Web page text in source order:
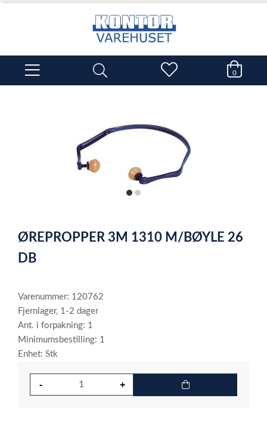
0
itemitem
of
2
ØREPROPPER 3M 1310 M/BØYLE 26
DB
Varenummer: 120762
Fjernlager, 1-2 dager
Ant. i forpakning: 1
Minimumsbestilling: 1
Enhet: Stk